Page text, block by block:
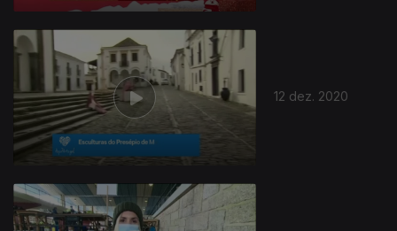
12 dez. 2020